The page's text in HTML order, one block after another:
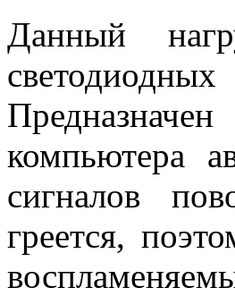
Данный
компьютера
сигналов
греется,